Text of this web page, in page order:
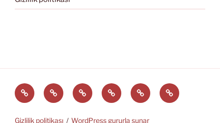
Türkçe English Svenskaالعربية
中
文
EĞİTİM
ARAÇLARI
Gizlilik politikası WordPress gururla sunar